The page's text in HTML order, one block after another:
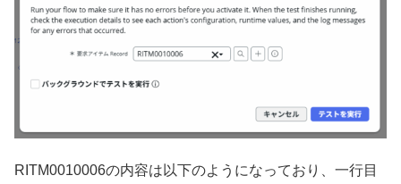
RITM0010006の内容は以下のようになっており、一行目